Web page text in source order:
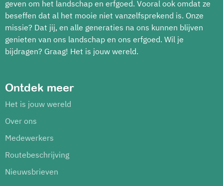
geven om het landschap en erfgoed. Vooral ook omdat ze
beseffen dat al het mooie niet vanzelfsprekend is. Onze
missie? Dat jij, en alle generaties na ons kunnen blijven
genieten van ons landschap en ons erfgoed. Wil je
bijdragen? Graag! Het is jouw wereld.
Ontdek meer
Het is jouw wereld
Over ons
Medewerkers
Routebeschrijving
Nieuwsbrieven